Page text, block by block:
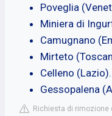
Poveglia
Miniera di
Camugnano
Mirteto
Celleno (Lazio).
Gessopalena
Richiesta di rimozione